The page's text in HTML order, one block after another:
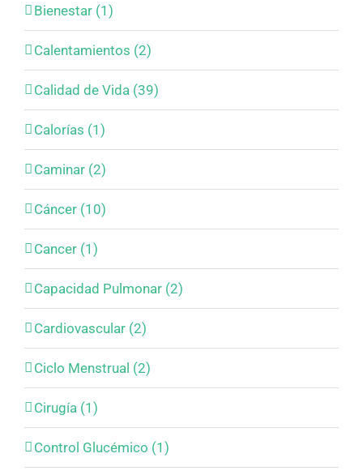
Bienestar (1)
Calentamientos (2)
Calidad de Vida (39)
Calorías (1)
Caminar (2)
Cáncer (10)
Cancer (1)
Capacidad Pulmonar (2)
Cardiovascular (2)
Ciclo Menstrual (2)
Cirugía (1)
Control Glucémico (1)